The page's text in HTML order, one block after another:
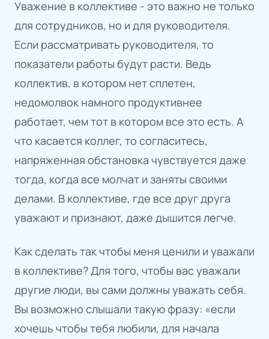
Уважение в коллективе - это важно не только
для сотрудников, но и для руководителя.
Если рассматривать руководителя, то
показатели работы будут расти. Ведь
коллектив, в котором нет сплетен,
недомолвок намного продуктивнее
работает, чем тот в котором все это есть. А
что касается коллег, то согласитесь,
напряженная обстановка чувствуется даже
тогда, когда все молчат и заняты своими
делами. В коллективе, где все друг друга
уважают и признают, даже дышится легче.
Как сделать так чтобы меня ценили и уважали
в коллективе? Для того, чтобы вас уважали
другие люди, вы сами должны уважать себя.
Вы возможно слышали такую фразу: «если
хочешь чтобы тебя любили, для начала